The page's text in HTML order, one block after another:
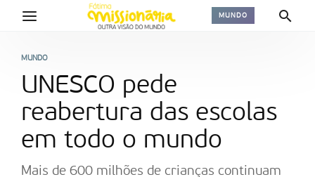
MUNDO
MUNDO
UNESCO pede
reabertura das escolas
em todo o mundo
Mais de 600 milhões de crianças continuam